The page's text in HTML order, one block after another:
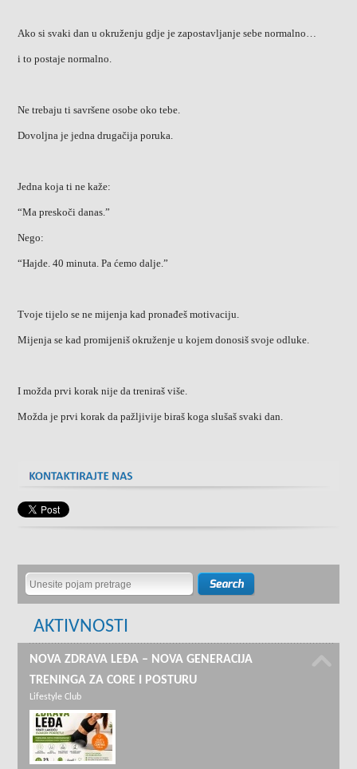
Ako si svaki dan u okruženju gdje je zapostavljanje sebe normalno…
i to postaje normalno.
Ne trebaju ti savršene osobe oko tebe.
Dovoljna je jedna drugačija poruka.
Jedna koja ti ne kaže:
“Ma preskoči danas.”
Nego:
“Hajde. 40 minuta. Pa ćemo dalje.”
Tvoje tijelo se ne mijenja kad pronađeš motivaciju.
Mijenja se kad promijeniš okruženje u kojem donosiš svoje odluke.
I možda prvi korak nije da treniraš više.
Možda je prvi korak da pažljivije biraš koga slušaš svaki dan.
AKTIVNOSTI
NOVA ZDRAVA LEĐA – NOVA GENERACIJA
TRENINGA ZA CORE I POSTURU
Lifestyle Club